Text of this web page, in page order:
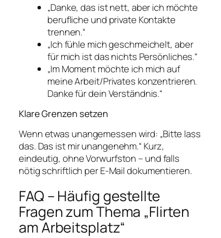
„Danke, das ist nett, aber ich möchte
berufliche und private Kontakte
trennen.“
„Ich fühle mich geschmeichelt, aber
für mich ist das nichts Persönliches.“
„Im Moment möchte ich mich auf
meine Arbeit/Privates konzentrieren.
Danke für dein Verständnis.“
Klare Grenzen setzen
Wenn etwas unangemessen wird: „Bitte lass
das. Das ist mir unangenehm.“ Kurz,
eindeutig, ohne Vorwurfston – und falls
nötig schriftlich per E-Mail dokumentieren.
FAQ – Häufig gestellte
Fragen zum Thema „Flirten
am Arbeitsplatz“